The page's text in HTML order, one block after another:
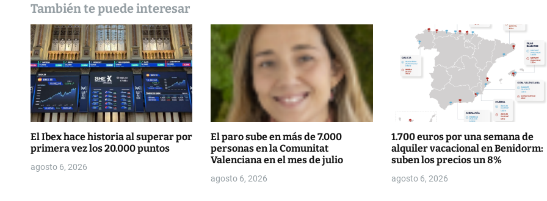
d
e
e
n
t
r
a
También te puede interesar
El Ibex hace historia al superar por
primera vez los 20.000 puntos
agosto 6, 2026
El paro sube en más de 7.000
personas en la Comunitat
Valenciana en el mes de julio
agosto 6, 2026
1.700 euros por una semana de
alquiler vacacional en Benidorm:
suben los precios un 8%
agosto 6, 2026